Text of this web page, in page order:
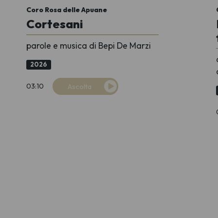
Coro Rosa delle Apuane
Cortesani
parole e musica di Bepi De Marzi
2026
03:10 Ascolta